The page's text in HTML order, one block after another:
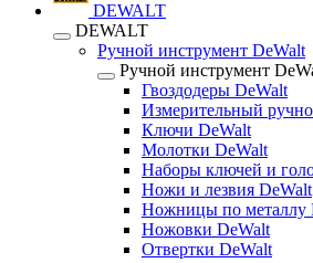
DEWALT
DEWALT
Ручной инструмент DeWalt
Ручной инструмент
Гвоздодеры DeWalt
Измерительный
Ключи DeWalt
Молотки DeWalt
Наборы ключей и
Ножи и лезвия DeWalt
Ножницы по металлу
Ножовки DeWalt
Отвертки DeWalt